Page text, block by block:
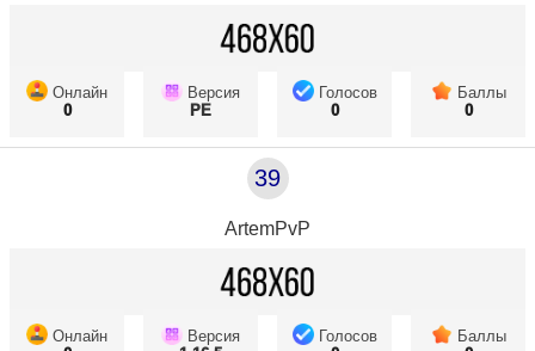
Онлайн
0
Версия
PE
Голосов
0
Баллы
0
39
ArtemPvP
Онлайн
Версия
Голосов
Баллы